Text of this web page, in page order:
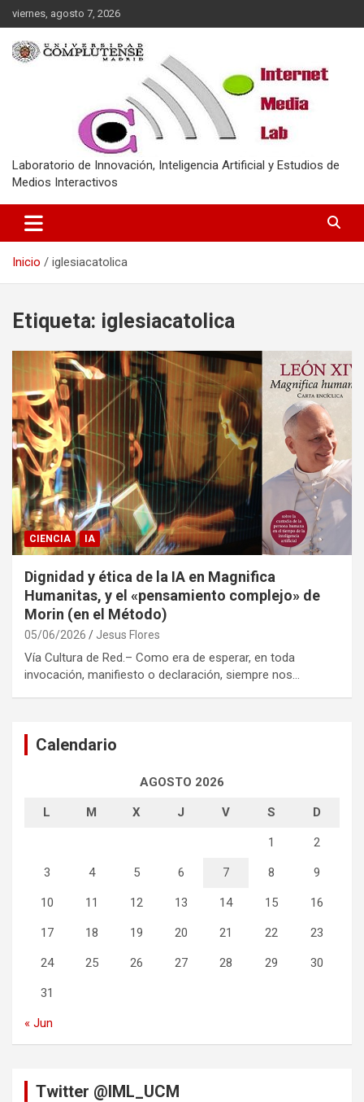
Saltar
al
contenido
viernes, agosto 7, 2026
Laboratorio de Innovación, Inteligencia Artificial y Estudios de
Medios Interactivos
Inicio iglesiacatolica
Etiqueta: iglesiacatolica
CIENCIA IA
Dignidad y ética de la IA en Magnifica
Humanitas, y el «pensamiento complejo» de
Morin (en el Método)
05/06/2026 Jesus Flores
Vía Cultura de Red.– Como era de esperar, en toda
invocación, manifiesto o declaración, siempre nos…
Calendario
AGOSTO 2026
L M X J V S D
1 2
3 4 5 6 7 8 9
10 11 12 13 14 15 16
17 18 19 20 21 22 23
24 25 26 27 28 29 30
31
« Jun
Twitter @IML_UCM